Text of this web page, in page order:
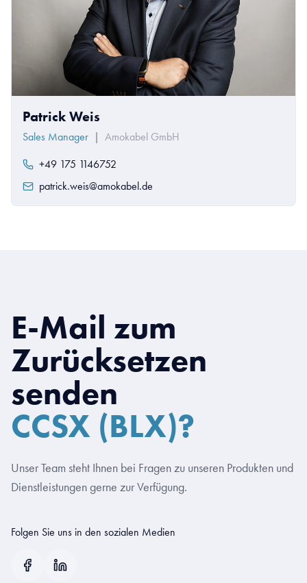
Patrick Weis
Sales Manager | Amokabel GmbH
+49 175 1146752
patrick.weis@amokabel.de
E-Mail zum
Zurücksetzen
senden
CCSX (BLX)?
Unser Team steht Ihnen bei Fragen zu unseren Produkten und
Dienstleistungen gerne zur Verfügung.
Folgen Sie uns in den sozialen Medien